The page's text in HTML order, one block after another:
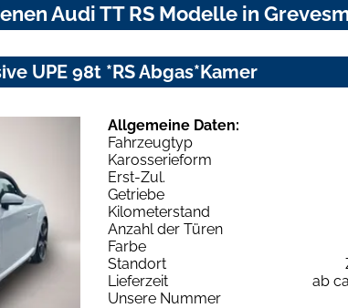
Audi TT RS Modelle in
UPE 98t *RS Abgas*Kamer
Allgemeine Daten:
Fahrzeugtyp
Karosserieform
Erst-Zul.
Getriebe
Kilometerstand
Anzahl der Türen
Farbe
Standort
Lieferzeit
ab
Unsere Nummer